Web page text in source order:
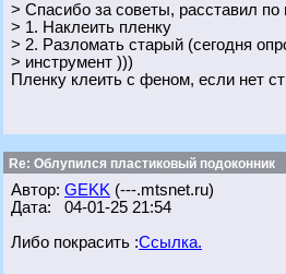
> Спасибо за советы, расставил по
> 1. Наклеить пленку
> 2. Разломать старый (сегодня
> инструмент )))
Пленку клеить с феном, если нет
Re: Облупился пластиковый подоконник
Автор: GEKK (---.mtsnet.ru)
Дата: 04-01-25 21:54
Либо покрасить :Ссылка.